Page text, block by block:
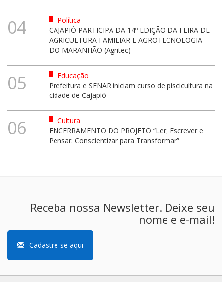
04
Política
CAJAPIÓ PARTICIPA DA 14º EDIÇÃO DA FEIRA DE
AGRICULTURA FAMILIAR E AGROTECNOLOGIA
DO MARANHÃO (Agritec)
05
Educação
Prefeitura e SENAR iniciam curso de piscicultura na
cidade de Cajapió
06
Cultura
ENCERRAMENTO DO PROJETO “Ler, Escrever e
Pensar: Conscientizar para Transformar”
Receba nossa Newsletter. Deixe seu
nome e e-mail!
Cadastre-se aqui